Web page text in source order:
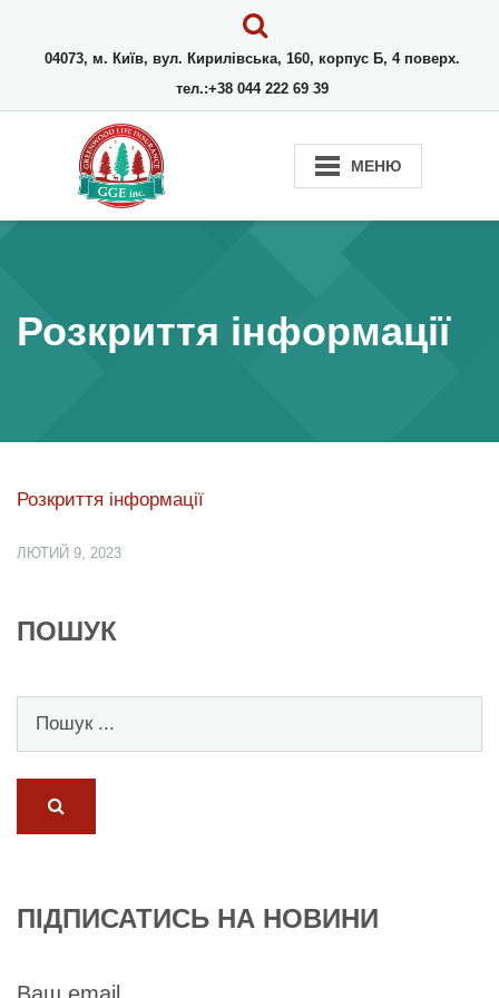
04073, м. Київ, вул. Кирилівська, 160, корпус Б, 4 поверх.
тел.:+38 044 222 69 39
МЕНЮ
Розкриття інформації
Розкриття інформації
ЛЮТИЙ 9, 2023
ПОШУК
ПІДПИСАТИСЬ НА НОВИНИ